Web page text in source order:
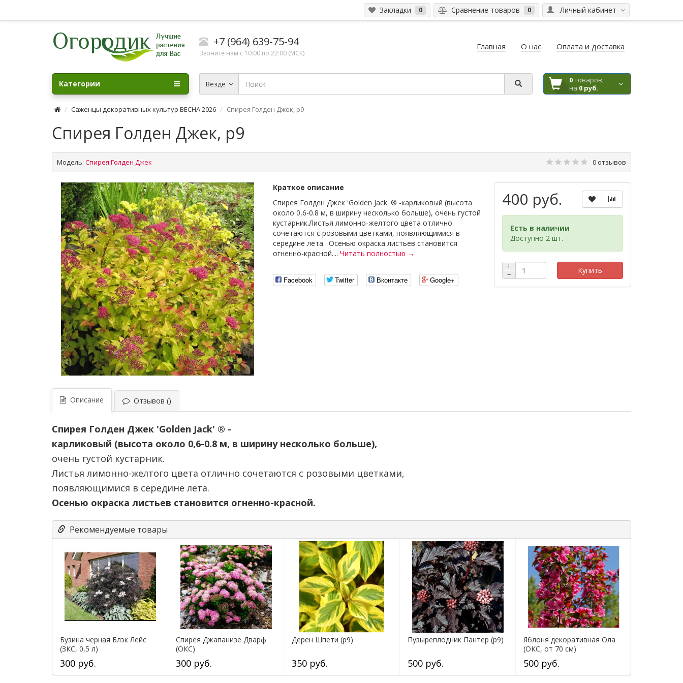
Личный кабинет
Закладки 0 Сравнение товаров 0
+7 (964) 639-75-94
Звоните нам с 10:00 по 22:00 (МСК)
Главная О нас Оплата и доставка
Везде 0товаров,
на 0 руб.
Категории
Саженцы декоративных культур ВЕСНА 2026 Спирея Голден Джек, р9
Спирея Голден Джек, р9
Модель: Спирея Голден Джек 0 отзывов
Краткое описание
Спирея Голден Джек 'Golden Jack' ® -карликовый (высота
около 0,6-0.8 м, в ширину несколько больше), очень густой
кустарник.Листья лимонно-желтого цвета отлично
сочетаются с розовыми цветками, появляющимися в
середине лета. Осенью окраска листьев становится
огненно-красной.... Читать полностью →
Facebook Twitter Вконтакте Google+
400 руб.
Есть в наличии
Доступно 2 шт.
+
−
Купить
Описание Отзывов ()
Спирея Голден Джек 'Golden Jack' ® -
карликовый (высота около 0,6-0.8 м, в ширину несколько больше),
очень густой кустарник.
Листья лимонно-желтого цвета отлично сочетаются с розовыми цветками,
появляющимися в середине лета.
Осенью окраска листьев становится огненно-красной.
Рекомендуемые товары
Бузина черная Блэк Лейс
(ЗКС, 0,5 л)
300 руб.
Спирея Джапанизе Дварф
(ОКС)
300 руб.
Дерен Шпети (р9)
350 руб.
Пузыреплодник Пантер (р9)
500 руб.
Яблоня декоративная Ола
(ОКС, от 70 см)
500 руб.